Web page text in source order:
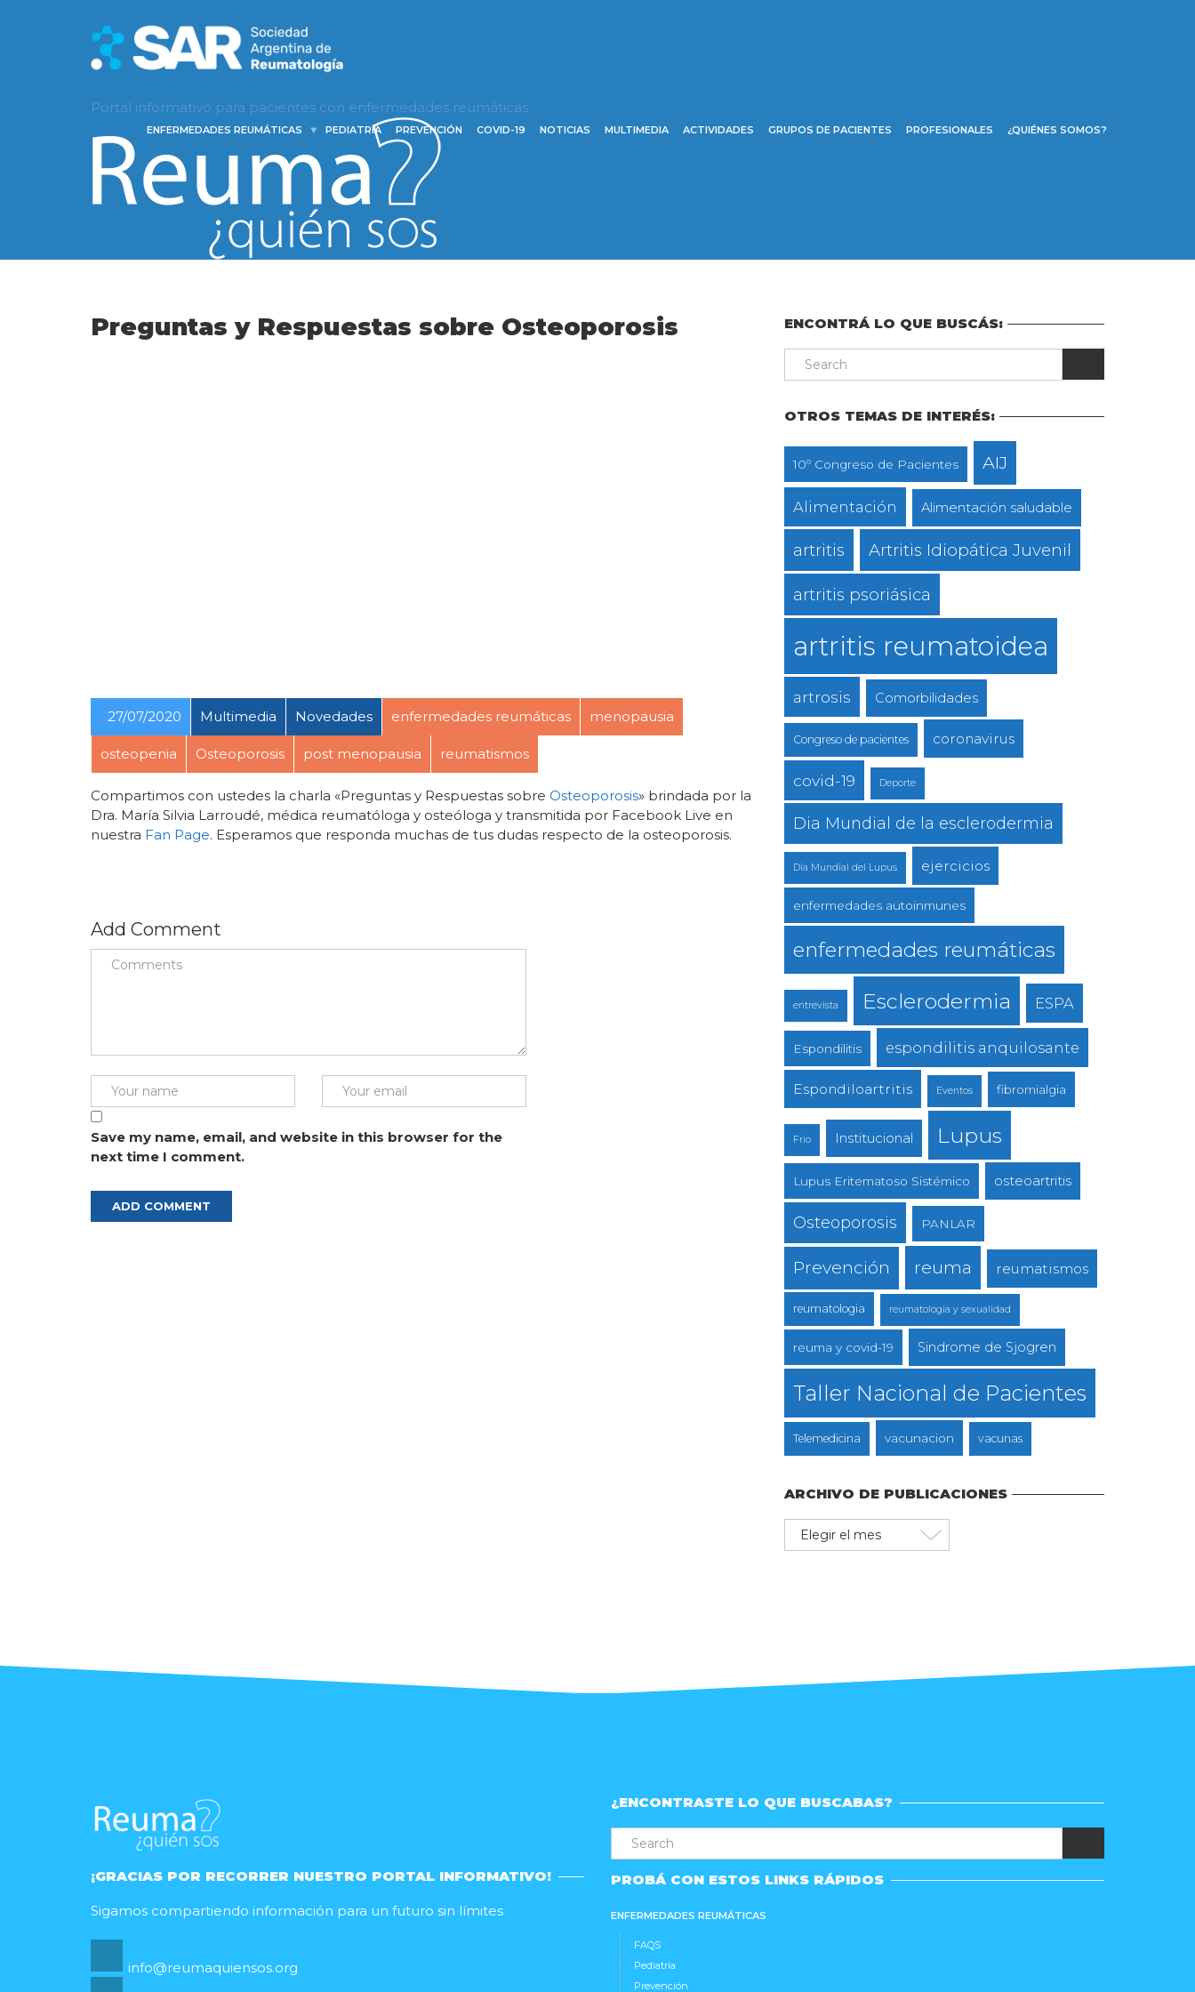
Portal informativo para pacientes con enfermedades reumáticas
ENFERMEDADES REUMÁTICAS PEDIATRÍA PREVENCIÓN COVID-19 NOTICIAS MULTIMEDIA ACTIVIDADES GRUPOS DE PACIENTES PROFESIONALES ¿QUIÉNES SOMOS?
Preguntas y Respuestas sobre Osteoporosis
27/07/2020 Multimedia Novedades enfermedades reumáticas menopausia
osteopenia Osteoporosis post menopausia reumatismos
Compartimos con ustedes la charla «Preguntas y Respuestas sobre Osteoporosis» brindada por la
Dra. María Silvia Larroudé, médica reumatóloga y osteóloga y transmitida por Facebook Live en
nuestra Fan Page. Esperamos que responda muchas de tus dudas respecto de la osteoporosis.
Add Comment
Save my name, email, and website in this browser for the
next time I comment.
ENCONTRÁ LO QUE BUSCÁS:
OTROS TEMAS DE INTERÉS:
10º Congreso de Pacientes AIJ
Alimentación Alimentación saludable
artritis Artritis Idiopática Juvenil
artritis psoriásica
artritis reumatoidea
artrosis Comorbilidades
Congreso de pacientes coronavirus
covid-19 Deporte
Dia Mundial de la esclerodermia
Día Mundial del Lupus ejercicios
enfermedades autoinmunes
enfermedades reumáticas
entrevista Esclerodermia ESPA
Espondilitis espondilitis anquilosante
Espondiloartritis Eventos fibromialgia
Frio Institucional Lupus
Lupus Eritematoso Sistémico osteoartritis
Osteoporosis PANLAR
Prevención reuma reumatismos
reumatologia reumatologia y sexualidad
reuma y covid-19 Sindrome de Sjogren
Taller Nacional de Pacientes
Telemedicina vacunacion vacunas
ARCHIVO DE PUBLICACIONES
Archivo
de
¡GRACIAS POR RECORRER NUESTRO PORTAL INFORMATIVO!
Sigamos compartiendo información para un futuro sin límites
info@reumaquiensos.org
¿ENCONTRASTE LO QUE BUSCABAS?
PROBÁ CON ESTOS LINKS RÁPIDOS
ENFERMEDADES REUMÁTICAS
FAQS
Pediatría
Prevención